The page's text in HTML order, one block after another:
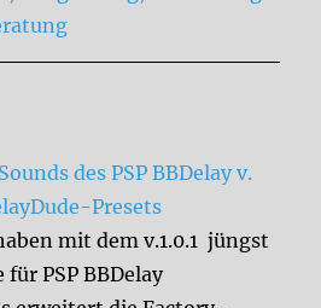
des PSP BBDelay v.
Presets
mit dem v.1.0.1 jüngst
für PSP BBDelay